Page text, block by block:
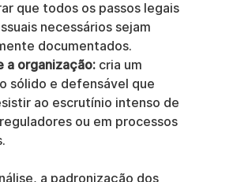
que todos os passos legais
necessários sejam
documentados.
a organização: cria um
sólido e defensável que
ao escrutínio intenso de
ou em processos
a padronização dos